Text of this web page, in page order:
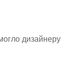
дизайнеру